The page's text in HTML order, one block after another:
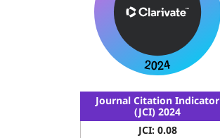
Journal Citation Indicator
(JCI) 2024
JCI: 0.08